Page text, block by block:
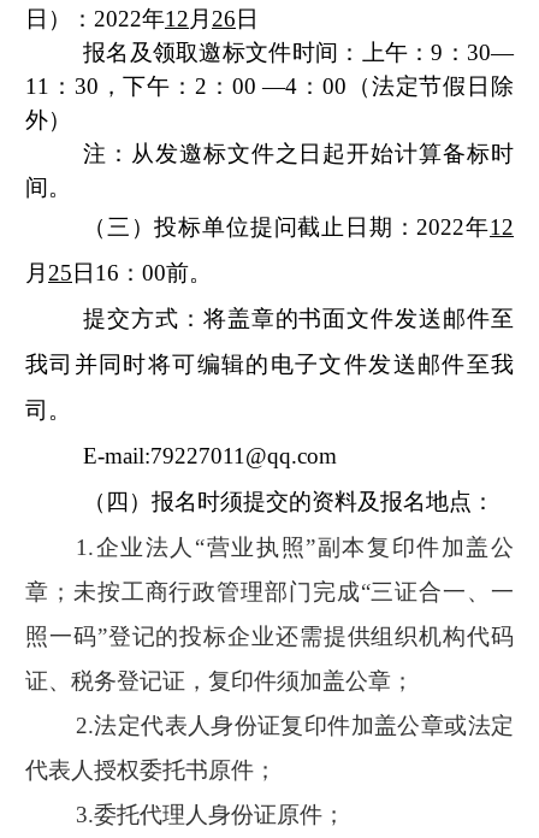
日）： 2022年12月 26 日
报名及领取邀标文件时间：上午：9 ： 30—
11 ： 30 ，下午： 2 ： 00—4 ：00 （法定节假日除
外）
注：从发邀标文件之日起开始计算备标时
间。
（三）投标单位提问截止日期：2022年12
月 25 日 16 ： 00前。
提交方式：将盖章的书面文件发送邮件至
我司并同时将可编辑的电子文件发送邮件至我
司。
E-mail:79227011@qq.com
（四）报名时须提交的资料及报名地点：
1.企业法人“营业执照”副本复印件加盖公
章；未按工商行政管理部门完成“三证合一、一
照一码”登记的投标企业还需提供组织机构代码
证、税务登记证，复印件须加盖公章；
2.法定代表人身份证复印件加盖公章或法定
代表人授权委托书原件；
3.委托代理人身份证原件；